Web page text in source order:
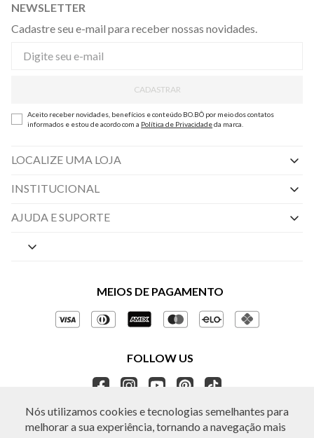
Nós utilizamos cookies e tecnologias semelhantes para
melhorar a sua experiência, tornando a navegação mais
NEWSLETTER
Cadastre seu e-mail para receber nossas novidades.
CADASTRAR
Aceito receber novidades, benefícios e conteúdo BO.BÔ por meio dos contatos
informados e estou de acordo com a Política de Privacidadeda marca.
LOCALIZE UMA LOJA
INSTITUCIONAL
Nossas Lojas
Políticas de Privacidade
Gestão de Privacidade
Ética e Sustentabilidade
Seja um Revendedor
APP BO.BÔ
AJUDA E SUPORTE
Central de Preferências
Perguntas frequentes
Regulamentos e Promoções
MEIOS DE PAGAMENTO
FOLLOW US